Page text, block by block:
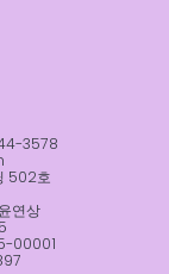
3578
502호
연상
00001